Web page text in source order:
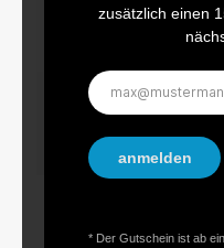
zusätzlich einen
E-
Mail-
Adresse*
anmelden
* Der Gutschein ist ab